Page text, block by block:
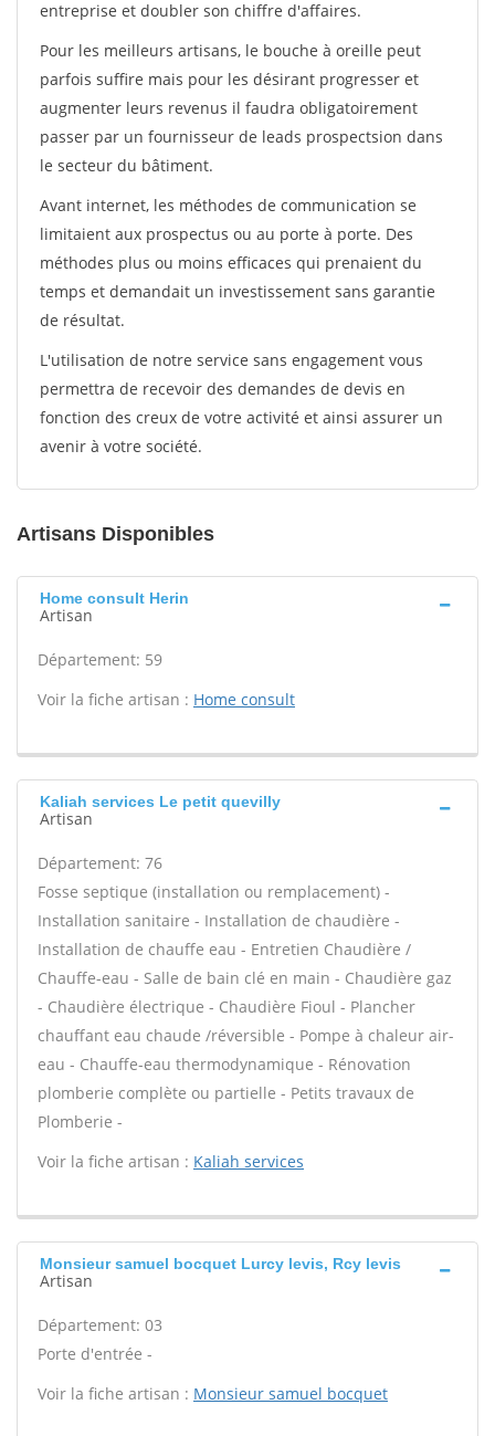
entreprise et doubler son chiffre d'affaires.
Pour les meilleurs artisans, le bouche à oreille peut
parfois suffire mais pour les désirant progresser et
augmenter leurs revenus il faudra obligatoirement
passer par un fournisseur de leads prospectsion dans
le secteur du bâtiment.
Avant internet, les méthodes de communication se
limitaient aux prospectus ou au porte à porte. Des
méthodes plus ou moins efficaces qui prenaient du
temps et demandait un investissement sans garantie
de résultat.
L'utilisation de notre service sans engagement vous
permettra de recevoir des demandes de devis en
fonction des creux de votre activité et ainsi assurer un
avenir à votre société.
Artisans Disponibles
Home consult Herin
Artisan
Département: 59
Voir la fiche artisan : Home consult
Kaliah services Le petit quevilly
Artisan
Département: 76
Fosse septique (installation ou remplacement) -
Installation sanitaire - Installation de chaudière -
Installation de chauffe eau - Entretien Chaudière /
Chauffe-eau - Salle de bain clé en main - Chaudière gaz
- Chaudière électrique - Chaudière Fioul - Plancher
chauffant eau chaude /réversible - Pompe à chaleur air-
eau - Chauffe-eau thermodynamique - Rénovation
plomberie complète ou partielle - Petits travaux de
Plomberie -
Voir la fiche artisan : Kaliah services
Monsieur samuel bocquet Lurcy levis, Rcy levis
Artisan
Département: 03
Porte d'entrée -
Voir la fiche artisan : Monsieur samuel bocquet